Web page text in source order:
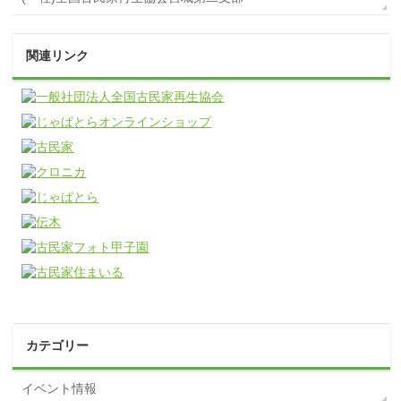
関連リンク
カテゴリー
イベント情報